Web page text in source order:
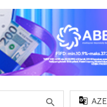
AZE